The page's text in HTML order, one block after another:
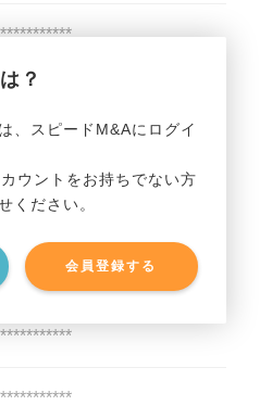
？
、スピードM&Aにログイ
ウントをお持ちでない方
ください。
会員登録する